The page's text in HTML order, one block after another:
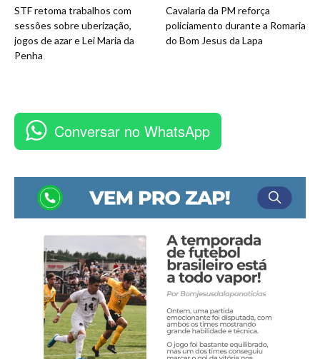
STF retoma trabalhos com
sessões sobre uberização,
jogos de azar e Lei Maria da
Penha
Cavalaria da PM reforça
policiamento durante a Romaria
do Bom Jesus da Lapa
Conversar no WhatsApp